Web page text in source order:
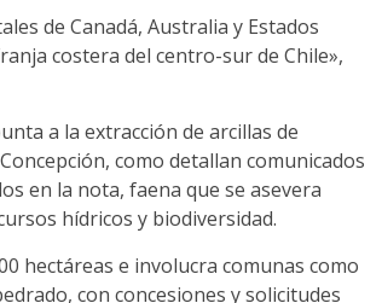
de Canadá, Australia y Estados
costera del centro-sur de Chile»,
a la extracción de arcillas de
como detallan comunicados
en la nota, faena que se asevera
hídricos y biodiversidad.
hectáreas e involucra comunas como
con concesiones y solicitudes